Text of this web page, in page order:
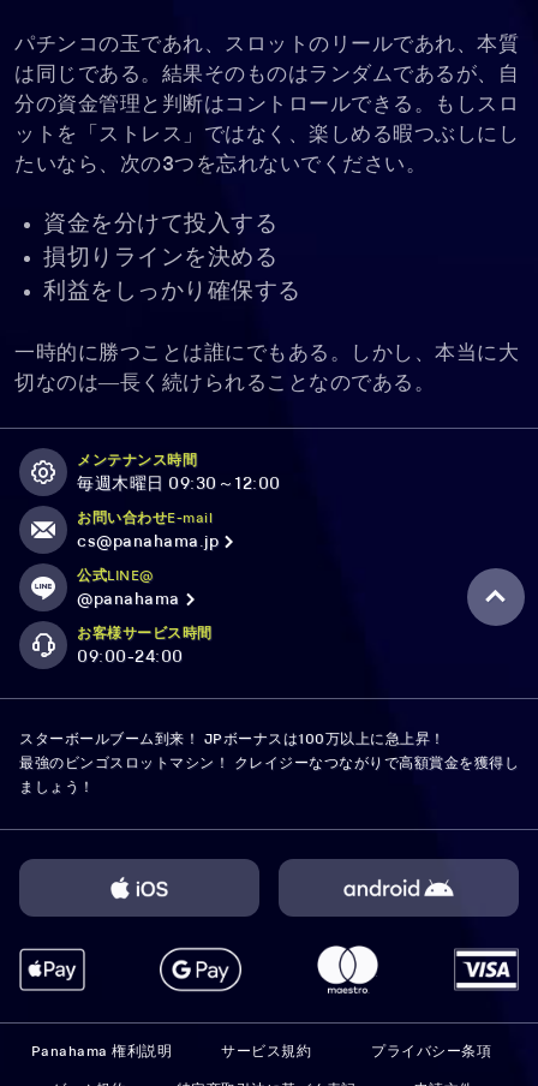
パチンコの玉であれ、スロットのリールであれ、本質
は同じである。結果そのものはランダムであるが、自
分の資金管理と判断はコントロールできる。もしスロ
ットを「ストレス」ではなく、楽しめる暇つぶしにし
たいなら、次の3つを忘れないでください。
資金を分けて投入する
損切りラインを決める
利益をしっかり確保する
一時的に勝つことは誰にでもある。しかし、本当に大
切なのは―長く続けられることなのである。
メンテナンス時間
毎週木曜日 09:30～12:00
お問い合わせE-mail
cs@panahama.jp
公式LINE@
@panahama
お客様サービス時間
09:00-24:00
スターボールブーム到来！ JPボーナスは100万以上に急上昇！
最強のビンゴスロットマシン！ クレイジーなつながりで高額賞金を獲得し
ましょう！
Panahama 権利説明 サービス規約 プライバシー条項